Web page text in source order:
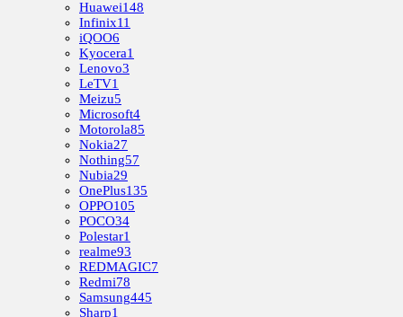
Huawei148
Infinix11
iQOO6
Kyocera1
Lenovo3
LeTV1
Meizu5
Microsoft4
Motorola85
Nokia27
Nothing57
Nubia29
OnePlus135
OPPO105
POCO34
Polestar1
realme93
REDMAGIC7
Redmi78
Samsung445
Sharp1